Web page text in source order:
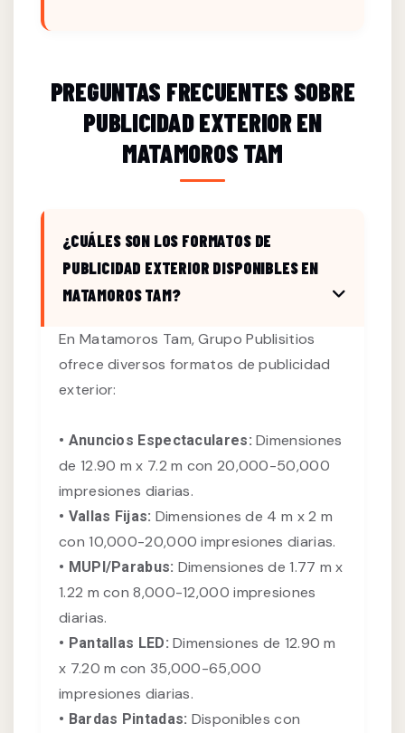
PREGUNTAS FRECUENTES SOBRE
PUBLICIDAD EXTERIOR EN
MATAMOROS TAM
¿CUÁLES SON LOS FORMATOS DE
PUBLICIDAD EXTERIOR DISPONIBLES EN
MATAMOROS TAM?
En Matamoros Tam, Grupo Publisitios
ofrece diversos formatos de publicidad
exterior:
• Anuncios Espectaculares: Dimensiones
de 12.90 m x 7.2 m con 20,000-50,000
impresiones diarias.
• Vallas Fijas: Dimensiones de 4 m x 2 m
con 10,000-20,000 impresiones diarias.
• MUPI/Parabus: Dimensiones de 1.77 m x
1.22 m con 8,000-12,000 impresiones
diarias.
• Pantallas LED: Dimensiones de 12.90 m
x 7.20 m con 35,000-65,000
impresiones diarias.
• Bardas Pintadas: Disponibles con